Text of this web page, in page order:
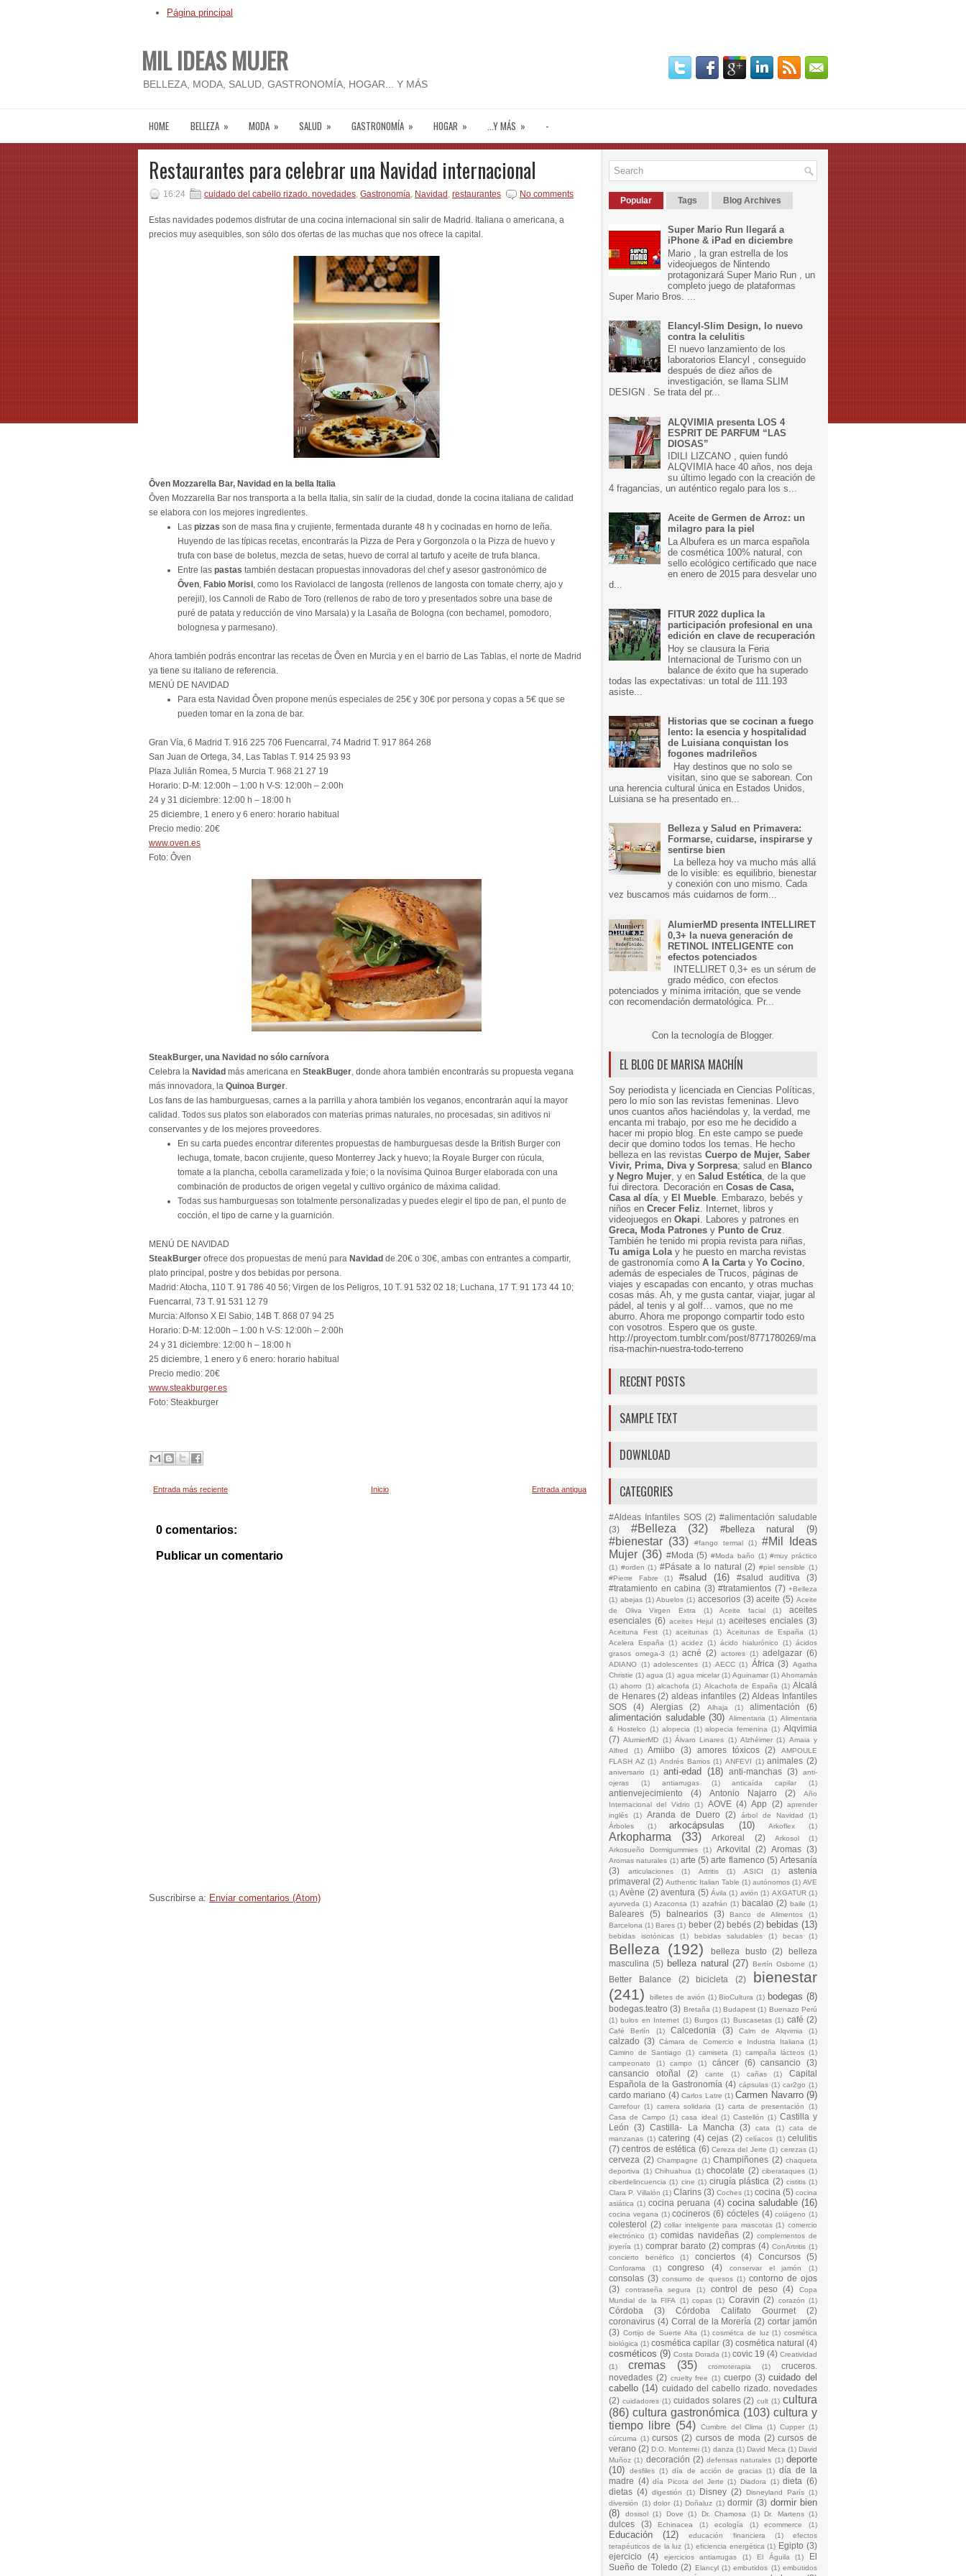
Página principal
MIL IDEAS MUJER
BELLEZA, MODA, SALUD, GASTRONOMÍA, HOGAR... Y MÁS
HOME BELLEZA » MODA » SALUD » GASTRONOMÍA » HOGAR » ...Y MÁS » -
Restaurantes para celebrar una Navidad internacional
16:24 cuidado del cabello rizado. novedades, Gastronomía, Navidad , restaurantes No comments
Estas navidades podemos disfrutar de una cocina internacional sin salir de Madrid. Italiana o americana, a
precios muy asequibles, son sólo dos ofertas de las muchas que nos ofrece la capital.
Ôven Mozzarella Bar, Navidad en la bella Italia
Ôven Mozzarella Bar nos transporta a la bella Italia, sin salir de la ciudad, donde la cocina italiana de calidad
se elabora con los mejores ingredientes.
Las pizzas son de masa fina y crujiente, fermentada durante 48 h y cocinadas en horno de leña.
Huyendo de las típicas recetas, encontrarás la Pizza de Pera y Gorgonzola o la Pizza de huevo y
trufa con base de boletus, mezcla de setas, huevo de corral al tartufo y aceite de trufa blanca.
Entre las pastas también destacan propuestas innovadoras del chef y asesor gastronómico de
Ôven, Fabio Morisi, como los Raviolacci de langosta (rellenos de langosta con tomate cherry, ajo y
perejil), los Cannoli de Rabo de Toro (rellenos de rabo de toro y presentados sobre una base de
puré de patata y reducción de vino Marsala) y la Lasaña de Bologna (con bechamel, pomodoro,
bolognesa y parmesano).
Ahora también podrás encontrar las recetas de Ôven en Murcia y en el barrio de Las Tablas, el norte de Madrid
ya tiene su italiano de referencia.
MENÚ DE NAVIDAD
Para esta Navidad Ôven propone menús especiales de 25€ y 30€ por persona y copas a 5€ que se
pueden tomar en la zona de bar.
Gran Vía, 6 Madrid T. 916 225 706 Fuencarral, 74 Madrid T. 917 864 268
San Juan de Ortega, 34, Las Tablas T. 914 25 93 93
Plaza Julián Romea, 5 Murcia T. 968 21 27 19
Horario: D-M: 12:00h – 1:00 h V-S: 12:00h – 2:00h
24 y 31 diciembre: 12:00 h – 18:00 h
25 diciembre, 1 enero y 6 enero: horario habitual
Precio medio: 20€
www.oven.es
Foto: Ôven
SteakBurger, una Navidad no sólo carnívora
Celebra la Navidad más americana en SteakBuger, donde ahora también encontrarás su propuesta vegana
más innovadora, la Quinoa Burger.
Los fans de las hamburguesas, carnes a la parrilla y ahora también los veganos, encontrarán aquí la mayor
calidad. Todos sus platos son elaborados con materias primas naturales, no procesadas, sin aditivos ni
conservantes y de los mejores proveedores.
En su carta puedes encontrar diferentes propuestas de hamburguesas desde la British Burger con
lechuga, tomate, bacon crujiente, queso Monterrey Jack y huevo; la Royale Burger con rúcula,
tomate a la plancha, cebolla caramelizada y foie; o la novísima Quinoa Burger elaborada con una
combinación de productos de origen vegetal y cultivo orgánico de máxima calidad.
Todas sus hamburguesas son totalmente personalizadas y puedes elegir el tipo de pan, el punto de
cocción, el tipo de carne y la guarnición.
MENÚ DE NAVIDAD
SteakBurger ofrece dos propuestas de menú para Navidad de 20€ o 30€, ambas con entrantes a compartir,
plato principal, postre y dos bebidas por persona.
Madrid: Atocha, 110 T. 91 786 40 56; Virgen de los Peligros, 10 T. 91 532 02 18; Luchana, 17 T. 91 173 44 10;
Fuencarral, 73 T. 91 531 12 79
Murcia: Alfonso X El Sabio, 14B T. 868 07 94 25
Horario: D-M: 12:00h – 1:00 h V-S: 12:00h – 2:00h
24 y 31 diciembre: 12:00 h – 18:00 h
25 diciembre, 1 enero y 6 enero: horario habitual
Precio medio: 20€
www.steakburger.es
Foto: Steakburger
Entrada más reciente Entrada antigua
Inicio
0 comentarios:
Publicar un comentario
Suscribirse a: Enviar comentarios (Atom)
Popular Tags Blog Archives
Super Mario Run llegará a
iPhone & iPad en diciembre
Mario , la gran estrella de los
videojuegos de Nintendo
protagonizará Super Mario Run , un
completo juego de plataformas
Super Mario Bros. ...
Elancyl-Slim Design, lo nuevo
contra la celulitis
El nuevo lanzamiento de los
laboratorios Elancyl , conseguido
después de diez años de
investigación, se llama SLIM
DESIGN . Se trata del pr...
ALQVIMIA presenta LOS 4
ESPRIT DE PARFUM “LAS
DIOSAS”
IDILI LIZCANO , quien fundó
ALQVIMIA hace 40 años, nos deja
su último legado con la creación de
4 fragancias, un auténtico regalo para los s...
Aceite de Germen de Arroz: un
milagro para la piel
La Albufera es un marca española
de cosmética 100% natural, con
sello ecológico certificado que nace
en enero de 2015 para desvelar uno
d...
FITUR 2022 duplica la
participación profesional en una
edición en clave de recuperación
Hoy se clausura la Feria
Internacional de Turismo con un
balance de éxito que ha superado
todas las expectativas: un total de 111.193
asiste...
Historias que se cocinan a fuego
lento: la esencia y hospitalidad
de Luisiana conquistan los
fogones madrileños
Hay destinos que no solo se
visitan, sino que se saborean. Con
una herencia cultural única en Estados Unidos,
Luisiana se ha presentado en...
Belleza y Salud en Primavera:
Formarse, cuidarse, inspirarse y
sentirse bien
La belleza hoy va mucho más allá
de lo visible: es equilibrio, bienestar
y conexión con uno mismo. Cada
vez buscamos más cuidarnos de form...
AlumierMD presenta INTELLIRET
0,3+ la nueva generación de
RETINOL INTELIGENTE con
efectos potenciados
INTELLIRET 0,3+ es un sérum de
grado médico, con efectos
potenciados y mínima irritación, que se vende
con recomendación dermatológica. Pr...
Con la tecnología de Blogger.
EL BLOG DE MARISA MACHÍN
Soy periodista y licenciada en Ciencias Políticas,
pero lo mío son las revistas femeninas. Llevo
unos cuantos años haciéndolas y, la verdad, me
encanta mi trabajo, por eso me he decidido a
hacer mi propio blog. En este campo se puede
decir que domino todos los temas. He hecho
belleza en las revistas Cuerpo de Mujer, Saber
Vivir, Prima, Diva y Sorpresa; salud en Blanco
y Negro Mujer, y en Salud Estética, de la que
fui directora. Decoración en Cosas de Casa,
Casa al día, y El Mueble. Embarazo, bebés y
niños en Crecer Feliz. Internet, libros y
videojuegos en Okapi. Labores y patrones en
Greca, Moda Patrones y Punto de Cruz.
También he tenido mi propia revista para niñas,
Tu amiga Lolay he puesto en marcha revistas
de gastronomía como A la Cartay Yo Cocino,
además de especiales de Trucos, páginas de
viajes y escapadas con encanto, y otras muchas
cosas más. Ah, y me gusta cantar, viajar, jugar al
pádel, al tenis y al golf… vamos, que no me
aburro. Ahora me propongo compartir todo esto
con vosotros. Espero que os guste.
http://proyectom.tumblr.com/post/8771780269/ma
risa-machin-nuestra-todo-terreno
RECENT POSTS
SAMPLE TEXT
DOWNLOAD
CATEGORIES
#Aldeas Infantiles SOS (2) #alimentación saludable
(3)
#Belleza (32) #belleza natural (9)
#bienestar (33) #fango termal (1)
#Mil Ideas
Mujer (36) #Moda (5) #Moda baño (1) #muy práctico
(1) #orden (1) #Pásate a lo natural (2) #piel sensible (1)
#Pierre Fabre
(1) #salud (16) #salud auditiva
(3)
#tratamiento en cabina (3) #tratamientos (7) +Belleza
(1) abejas (1) Abuelos (1) accesorios (3) aceite (5) Aceite
de Oliva Virgen Extra
(1) Aceite facial (1)
aceites
esenciales (6) aceites Hejul (1) aceiteses enciales (3)
Aceituna Fest (1) aceitunas (1) Aceitunas de España
(1)
Acelera España (1) acidez (1) ácido hialurónico (1) ácidos
grasos omega-3
(1) acné (2) actores (1) adelgazar (6)
ADIANO (1) adolescentes (1) AECC (1) África (3) Agatha
Christie (1) agua (1) agua micelar (1) Aguinamar (1) Ahorramás
(1) ahorro (1) alcachofa (1) Alcachofa de España (1) Alcalá
de Henares (2) aldeas infantiles (2) Aldeas Infantiles
SOS
(4) Alergias (2) Alhaja (1) alimentación (6)
alimentación saludable (30) Alimentaria (1) Alimentaria
& Hostelco (1) alopecia (1) alopecia femenina (1) Alqvimia
(7) AlumierMD (1) Álvaro Linares (1) Alzhéimer (1) Amaia y
Alfred
(1) Amiibo (3) amores tóxicos (2)
AMPOULE
FLASH AZ (1) Andrés Barrios (1) ANFEVI (1) animales (2)
aniversario (1) anti-edad (18) anti-manchas (3)
anti-
ojeras
(1) antiarrugas (1) anticaída capilar (1)
antienvejecimiento (4) Antonio Najarro (2)
Año
Internacional del Vidrio
(1) AOVE (4) App (2) aprender
inglés
(1) Aranda de Duero (2) árbol de Navidad
(1)
Árboles
(1) arkocápsulas (10) Arkoflex (1)
Arkopharma (33) Arkoreal (2) Arkosol
(1)
Arkosueño Dormigummies
(1) Arkovital (2) Aromas (3)
Aromas naturales (1) arte (5) arte flamenco (5) Artesanía
(3)
articulaciones (1) Artritis (1) ASICI (1)
astenia
primaveral (2) Authentic Italian Table (1) autónomos (1) AVE
(1) Avène (2) aventura (5) Ávila (1) avión (1) AXGATUR (1)
ayurveda (1) Azaconsa (1) azafrán (1) bacalao (2) baile (1)
Baleares (5) balnearios (3) Banco de Alimentos
(1)
Barcelona (1) Bares (1) beber (2) bebés (2) bebidas (13)
bebidas isotónicas (1) bebidas saludables (1) becas (1)
Belleza (192) belleza busto (2)
belleza
masculina (5) belleza natural (27) Bertín Osborne (1)
Better Balance (2) bicicleta (2)
bienestar
(241)
billetes de avión (1) BioCultura (1) bodegas (8)
bodegas.teatro (3) Bretaña (1) Budapest (1) Buenazo Perú
(1) bulos en Internet (1) Burgos (1) Buscasetas (1) café (2)
Café Berlín (1) Calcedonia (3) Calm de Alqvimia (1)
calzado (3) Cámara de Comercio e Industria Italiana (1)
Camino de Santiago
(1) camiseta (1) campaña lácteos (1)
campeonato
(1) campo (1) cáncer (6) cansancio
(3)
cansancio otoñal
(2) cante (1) cañas (1)
Capital
Española de la Gastronomía (4) cápsulas (1) car2go (1)
cardo mariano (4) Carlos Latre (1) Carmen Navarro (9)
Carrefour (1) carrera solidaria (1) carta de presentación
(1)
Casa de Campo (1) casa ideal (1) Castellón (1) Castilla y
León
(3) Castilla- La Mancha (3) cata (1)
cata de
manzanas (1) catering (4) cejas (2) celíacos (1) celulitis
(7) centros de estética (6) Cereza del Jerte (1) cerezas (1)
cerveza (2) Champagne (1) Champiñones (2) chaqueta
deportiva (1) Chihuahua (1) chocolate (2) ciberataques (1)
ciberdelincuencia (1) cine (1) cirugía plástica (2) cistitis (1)
Clara P. Villalón (1) Clarins (3) Coches (1) cocina (5) cocina
asiática (1) cocina peruana (4) cocina saludable (16)
cocina vegana (1) cocineros (6) cócteles (4) colágeno (1)
colesterol (2) collar inteligente para mascotas (1) comercio
electrónico (1) comidas navideñas (2) complementos de
joyería (1) comprar barato (2) compras (4) ConArtritis (1)
concierto benéfico
(1) conciertos (4) Concursos (5)
Conforama (1) congreso (4) conservar el jamón (1)
consolas (3) consumo de quesos (1) contorno de ojos
(3)
contraseña segura (1) control de peso (4)
Copa
Mundial de la FIFA (1) copas (1) Coravin (2) corazón (1)
Córdoba (3) Córdoba Califato Gourmet
(2)
coronavirus (4) Corral de la Morería (2) cortar jamón
(3) Cortijo de Suerte Alta (1) cosmétca de luz (1) cosmética
biológica (1) cosmética capilar (3) cosmética natural (4)
cosméticos (9) Costa Dorada (1) covic 19 (4) Creatividad
(1)
cremas (35) cromoterapia (1)
cruceros.
novedades (2) cruelty free (1) cuerpo (3) cuidado del
cabello (14) cuidado del cabello rizado. novedades
(2) cuidadores (1) cuidados solares (2) cult (1) cultura
(86) cultura gastronómica (103) cultura y
tiempo libre (54) Cumbre del Clima (1) Cupper (1)
cúrcuma (1) cursos (2) cursos de moda (2) cursos de
verano (2) D.O. Monterrei (1) danza (1) David Meca (1) David
Muñoz (1) decoración (2) defensas naturales (1) deporte
(10)
desfiles (1) día de acción de gracias (1) día de la
madre (4) día Picota del Jerte (1) Diadora (1) dieta (6)
dietas (4) digestión (1) Disney (2) Disneyland París (1)
diversión (1) dolor (1) Doñaluz (1) dormir (3) dormir bien
(8)
dosisol (1) Dove (1) Dr. Chamosa (1) Dr. Martens (1)
dulces (3) Echinacea (1) ecología (1) ecommerce (1)
Educación (12) educación financiera (1)
efectos
terapéuticos de la luz (1) eficiencia energética (1) Egipto (3)
ejercicio
(4) ejercicios antiarrugas (1) El Águila (1)
El
Sueño de Toledo (2) Elancyl (1) embutidos (1) embutidos